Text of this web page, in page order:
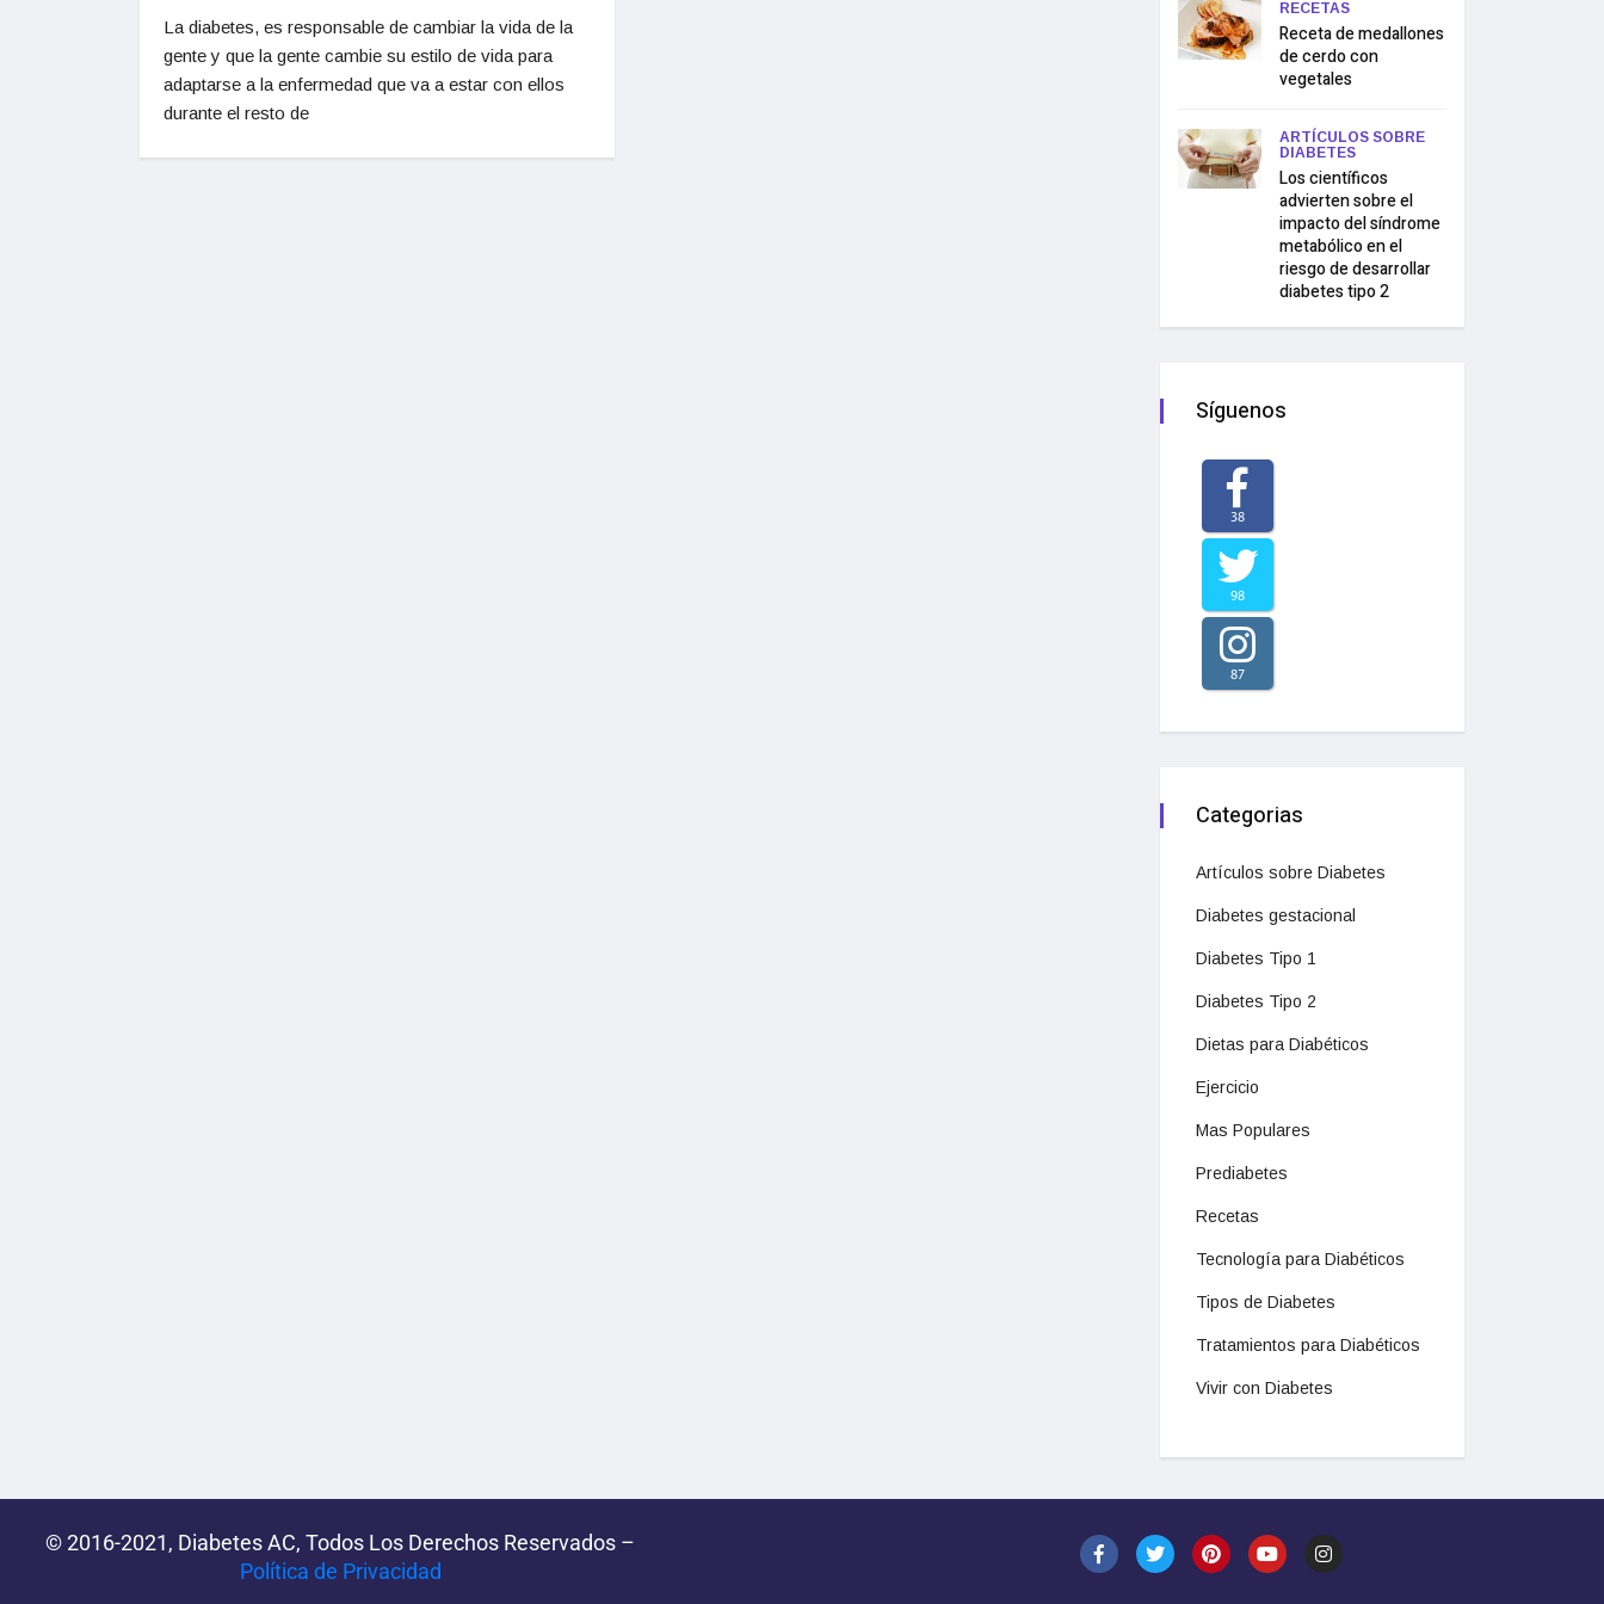
La diabetes, es responsable de cambiar la vida de la
gente y que la gente cambie su estilo de vida para
adaptarse a la enfermedad que va a estar con ellos
durante el resto de
RECETAS
Receta de medallones
de cerdo con
vegetales
ARTÍCULOS SOBRE
DIABETES
Los científicos
advierten sobre el
impacto del síndrome
metabólico en el
riesgo de desarrollar
diabetes tipo 2
Síguenos
38
98
87
Categorias
Artículos sobre Diabetes
Diabetes gestacional
Diabetes Tipo 1
Diabetes Tipo 2
Dietas para Diabéticos
Ejercicio
Mas Populares
Prediabetes
Recetas
Tecnología para Diabéticos
Tipos de Diabetes
Tratamientos para Diabéticos
Vivir con Diabetes
© 2016-2021, Diabetes AC, Todos Los Derechos Reservados –
Política de Privacidad‌­